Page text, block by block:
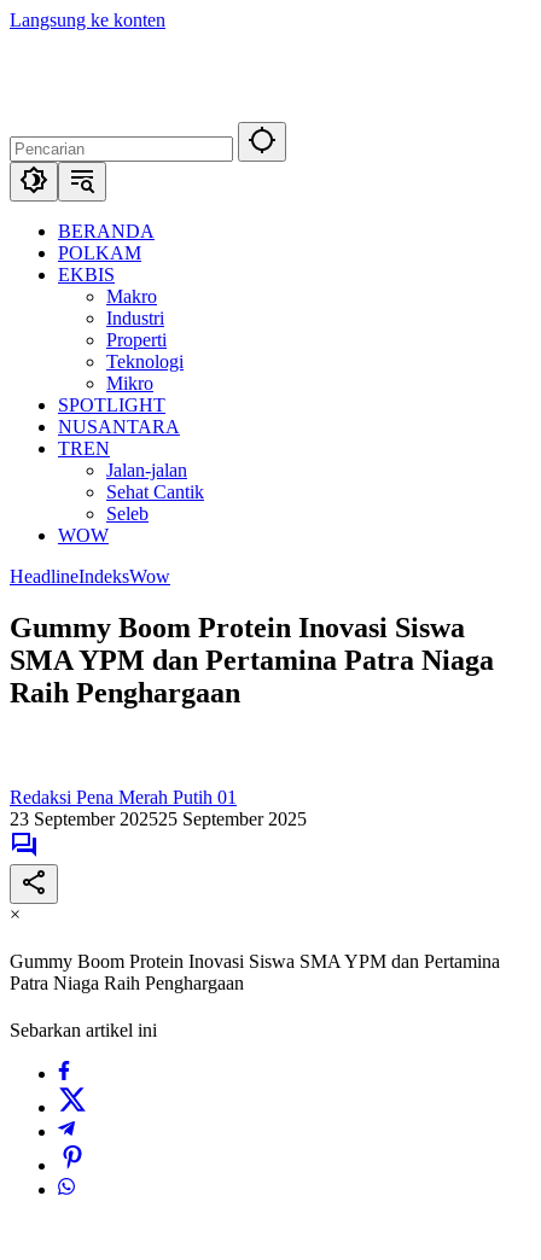
Langsung ke konten
BERANDA
POLKAM
EKBIS
Makro
Industri
Properti
Teknologi
Mikro
SPOTLIGHT
NUSANTARA
TREN
Jalan-jalan
Sehat Cantik
Seleb
WOW
HeadlineIndeksWow
Gummy Boom Protein Inovasi Siswa
SMA YPM dan Pertamina Patra Niaga
Raih Penghargaan
Redaksi Pena Merah Putih 01
23 September 202525 September 2025
×
Gummy Boom Protein Inovasi Siswa SMA YPM dan Pertamina
Patra Niaga Raih Penghargaan
Sebarkan artikel ini